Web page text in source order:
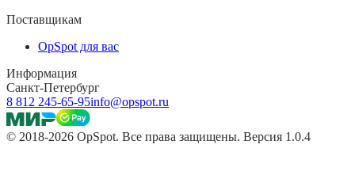
Поставщикам
OpSpot для вас
Информация
Санкт-Петербург
8 812 245-65-95info@opspot.ru
© 2018-2026 OpSpot. Все права защищены. Версия 1.0.4